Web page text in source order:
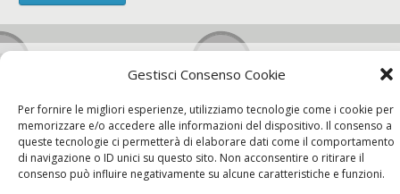
Gestisci Consenso Cookie
Per fornire le migliori esperienze, utilizziamo tecnologie come i cookie per
memorizzare e/o accedere alle informazioni del dispositivo. Il consenso a
queste tecnologie ci permetterà di elaborare dati come il comportamento
di navigazione o ID unici su questo sito. Non acconsentire o ritirare il
consenso può influire negativamente su alcune caratteristiche e funzioni.
Chi siamo
Contatti